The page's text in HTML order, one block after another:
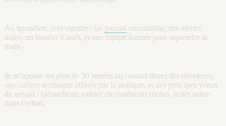
Au quotidien, cela signifie : un journal consultable, des alertes
utiles, un bouton d’arrêt, et une équipe formée pour reprendre la
main.
Je m’appuie sur plus de 30 années au contact direct des décideurs,
une culture technique affinée par la pratique, et des principes venus
du terrain : hiérarchiser, valider en conditions réelles, rester sobre
dans l’effort.